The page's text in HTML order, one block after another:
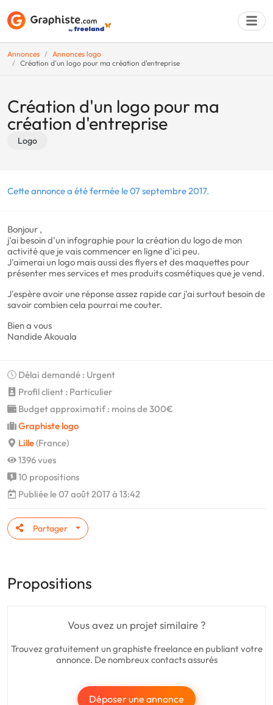
Annonces
Annonces logo
Création d'un logo pour ma création d'entreprise
Création d'un logo pour ma
création d'entreprise
Logo
Cette annonce a été fermée le 07 septembre 2017.
Bonjour ,
j'ai besoin d'un infographie pour la création du logo de mon
activité que je vais commencer en ligne d'ici peu.
J'aimerai un logo mais aussi des flyers et des maquettes pour
présenter mes services et mes produits cosmétiques que je vend.
J'espère avoir une réponse assez rapide car j'ai surtout besoin de
savoir combien cela pourrai me couter.
Bien a vous
Nandide Akouala
Délai demandé : Urgent
Profil client : Particulier
Budget approximatif : moins de 300€
Graphiste logo
Lille(France)
1396 vues
10 propositions
Publiée le 07 août 2017 à 13:42
Partager
Propositions
Vous avez un projet similaire ?
Trouvez gratuitement un graphiste freelance en publiant votre
annonce. De nombreux contacts assurés
Déposer une annonce